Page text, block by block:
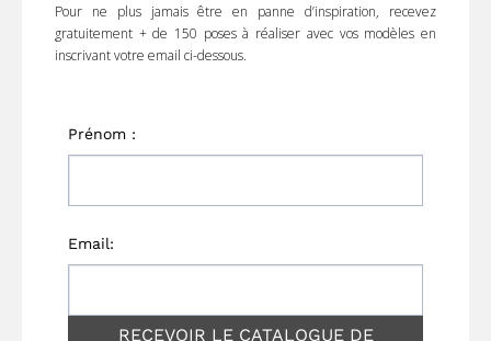
Pour ne plus jamais être en panne d’inspiration, recevez
gratuitement + de 150 poses à réaliser avec vos modèles en
inscrivant votre email ci-dessous.